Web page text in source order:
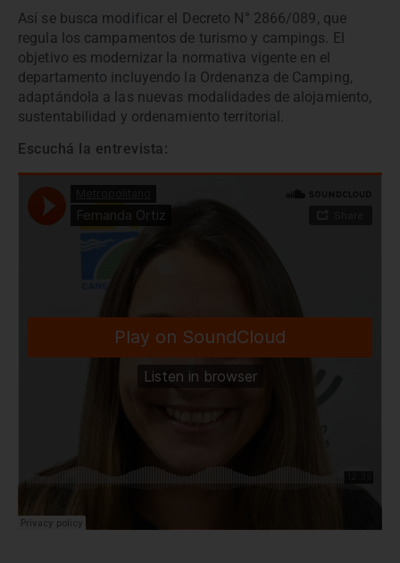
Así se busca modificar el Decreto N° 2866/089, que
regula los campamentos de turismo y campings. El
objetivo es modernizar la normativa vigente en el
departamento incluyendo la Ordenanza de Camping,
adaptándola a las nuevas modalidades de alojamiento,
sustentabilidad y ordenamiento territorial.
Escuchá la entrevista: